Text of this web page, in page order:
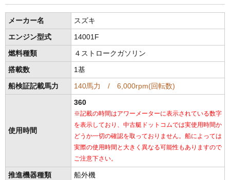
メーカー名 スズキ
エンジン型式 14001F
燃料種類 ４ストロークガソリン
搭載数 1基
船検証記載馬力 140馬力 / 6,000rpm(回転数)
使用時間
360
※記載の時間はアワーメーターに表示されている数字
を表示しており、中古艇ドットコムでは実使用時間か
どうか一切の確認を取っておりません。船によっては
実際の使用時間と大きく異なる可能性もありますので
ご注意下さい。
推進機器種類 船外機